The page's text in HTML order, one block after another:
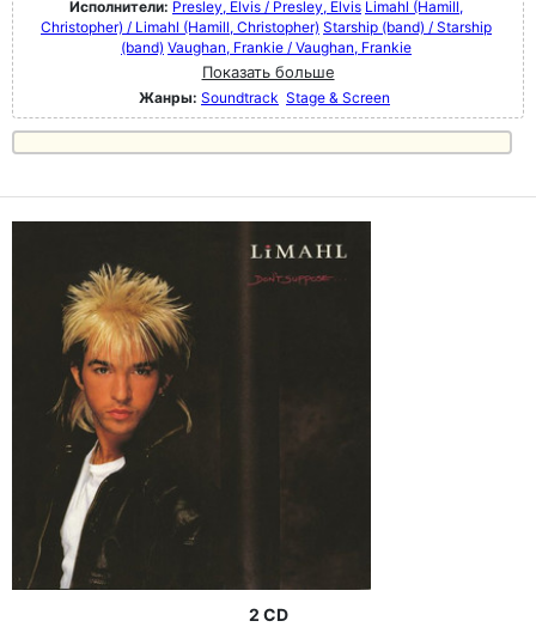
Исполнители: Presley, Elvis / Presley, Elvis Limahl (Hamill,
Christopher) / Limahl (Hamill, Christopher) Starship (band) / Starship
(band) Vaughan, Frankie / Vaughan, Frankie
Показать больше
Жанры: Soundtrack Stage & Screen
2 CD